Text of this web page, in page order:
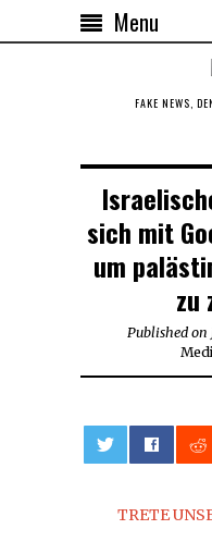
Menu
FAKE NEWS,
sich mit
um
zu
Published on
TRETE